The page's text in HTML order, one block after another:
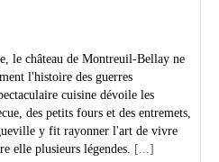
le château de Montreuil-Bellay ne
l'histoire des guerres
cuisine dévoile les
des petits fours et des entremets,
y fit rayonner l'art de vivre
elle plusieurs légendes. [...]